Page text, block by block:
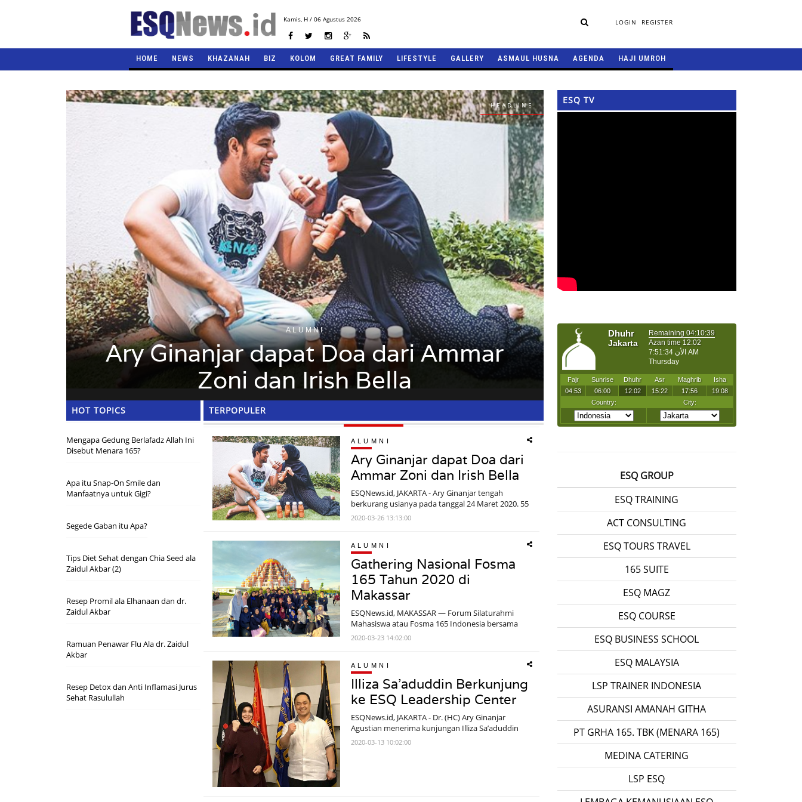
Kamis,H / 06 Agustus 2026 LOGIN REGISTER
HOME NEWS KHAZANAH BIZ KOLOM GREAT FAMILY LIFESTYLE GALLERY ASMAUL HUSNA AGENDA HAJI UMROH
HEADLINE
ALUMNI
Ary Ginanjar dapat Doa dari Ammar
Zoni dan Irish Bella
HOT TOPICS
Mengapa Gedung Berlafadz Allah Ini
Disebut Menara 165?
Apa itu Snap-On Smile dan
Manfaatnya untuk Gigi?
Segede Gaban itu Apa?
Tips Diet Sehat dengan Chia Seed ala
Zaidul Akbar (2)
Resep Promil ala Elhanaan dan dr.
Zaidul Akbar
Ramuan Penawar Flu Ala dr. Zaidul
Akbar
Resep Detox dan Anti Inflamasi Jurus
Sehat Rasulullah
TERPOPULER
ALUMNI
Ary Ginanjar dapat Doa dari
Ammar Zoni dan Irish Bella
ESQNews.id, JAKARTA - Ary Ginanjar tengah
berkurang usianya pada tanggal 24 Maret 2020. 55
tahun telah ia lewati lika liku kehidupan. Dan
2020-03-26 13:13:00
ALUMNI
Gathering Nasional Fosma
165 Tahun 2020 di
Makassar
ESQNews.id, MAKASSAR — Forum Silaturahmi
Mahasiswa atau Fosma 165 Indonesia bersama
FKA ESQ Sulsel menggelar Gathering Nasional 2020
2020-03-23 14:02:00
ALUMNI
Illiza Sa'aduddin Berkunjung
ke ESQ Leadership Center
ESQNews.id, JAKARTA - Dr. (HC) Ary Ginanjar
Agustian menerima kunjungan Illiza Sa’aduddin
Djamal, di Kantor ESQ Leadership Center, Lantai
2020-03-13 10:02:00
ESQ TV
ESQ GROUP
ESQ TRAINING
ACT CONSULTING
ESQ TOURS TRAVEL
165 SUITE
ESQ MAGZ
ESQ COURSE
ESQ BUSINESS SCHOOL
ESQ MALAYSIA
LSP TRAINER INDONESIA
ASURANSI AMANAH GITHA
PT GRHA 165. TBK (MENARA 165)
MEDINA CATERING
LSP ESQ